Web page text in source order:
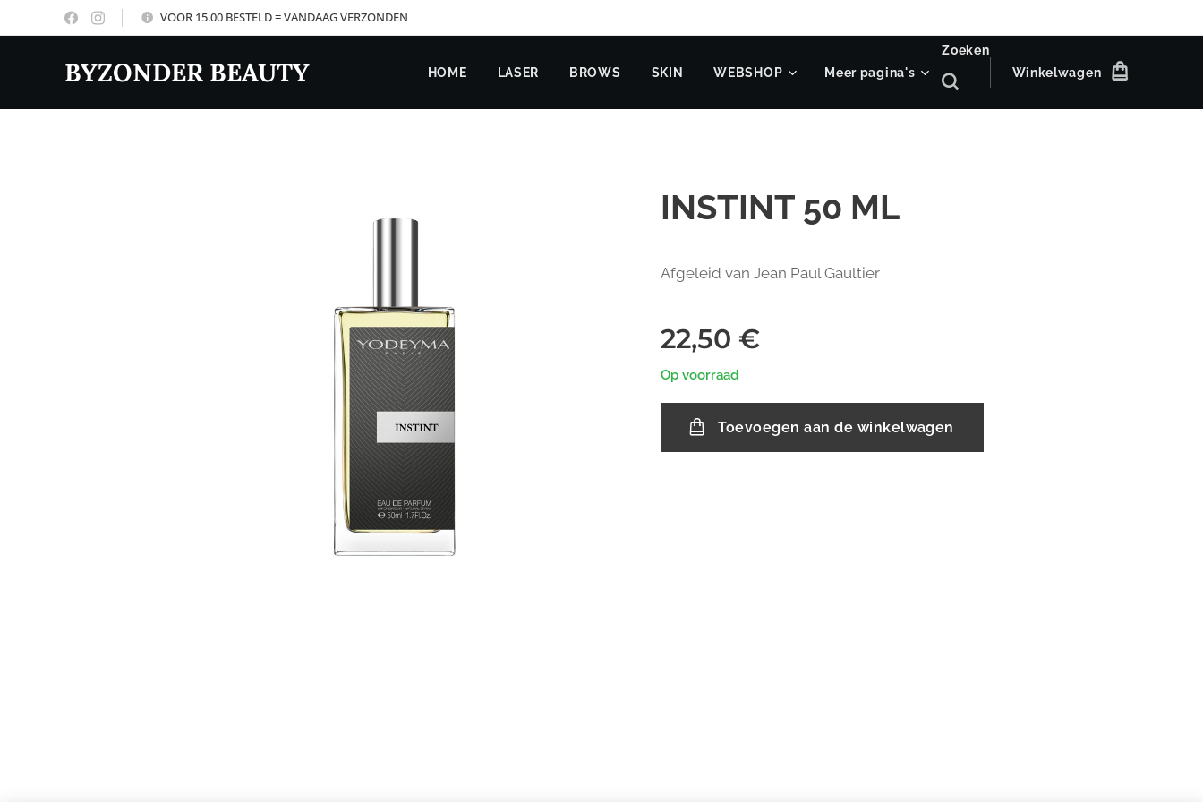
VOOR 15.00 BESTELD = VANDAAG VERZONDEN
BYZONDER BEAUTY HOME LASER BROWS SKIN WEBSHOP Meer pagina's
Zoeken
Winkelwagen
INSTINT 50 ML
Afgeleid van Jean Paul Gaultier
22,50 €
Op voorraad
Toevoegen aan de winkelwagen